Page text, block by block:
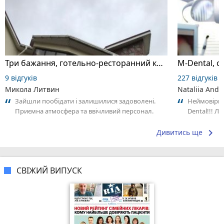
Три бажання, готельно-ресторанний комплекс
9 відгуків
Микола Литвин
Зайшли пообідати і залишилися задоволені.
Приємна атмосфера та ввічливий персонал.
M-Dental,
227 відгуків
Nataliia
Dental!!!
Дивитись ще keyboard_arrow_right
СВІЖИЙ ВИПУСК